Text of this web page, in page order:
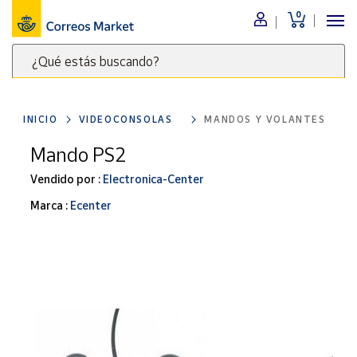
0
¿Qué estás buscando?
clave
para
buscar
productos
Menú
Nuestro
catálogo
Alimentación
Bebidas
Ocio y cultura
Juguetes y
INICIO VIDEOCONSOLAS MANDOS Y VOLANTES
Mando PS2
Vendido por : Electronica-Center
Marca : Ecenter